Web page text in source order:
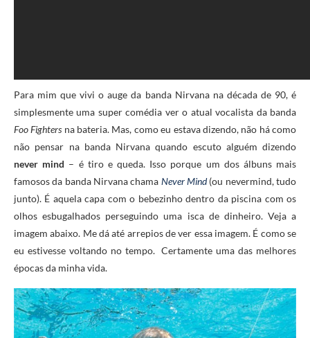
Para mim que vivi o auge da banda Nirvana na década de 90, é
simplesmente uma super comédia ver o atual vocalista da banda
Foo Fighters na bateria. Mas, como eu estava dizendo, não há como
não pensar na banda Nirvana quando escuto alguém dizendo
never mind – é tiro e queda. Isso porque um dos álbuns mais
famosos da banda Nirvana chama Never Mind(ou nevermind, tudo
junto). É aquela capa com o bebezinho dentro da piscina com os
olhos esbugalhados perseguindo uma isca de dinheiro. Veja a
imagem abaixo. Me dá até arrepios de ver essa imagem. É como se
eu estivesse voltando no tempo. Certamente uma das melhores
épocas da minha vida.